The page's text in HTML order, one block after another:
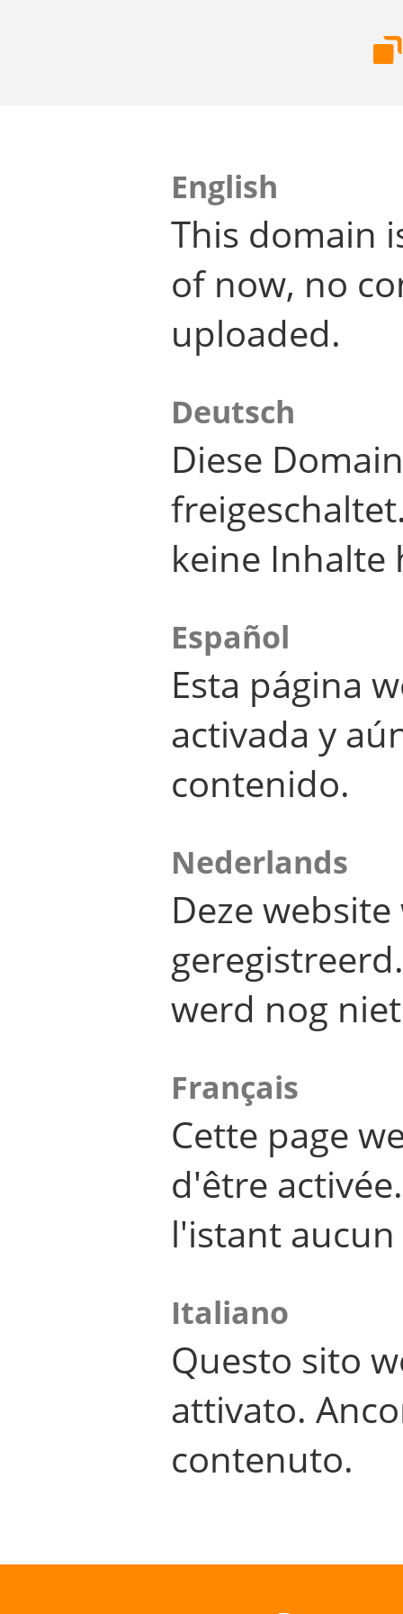
English
This domain
of now, no
uploaded.
Deutsch
Diese
keine Inhalte
Español
Esta página
activada y
contenido.
Nederlands
Deze
werd nog
Français
Cette page
d'être
l'istant
Italiano
Questo sito
attivato.
contenuto.